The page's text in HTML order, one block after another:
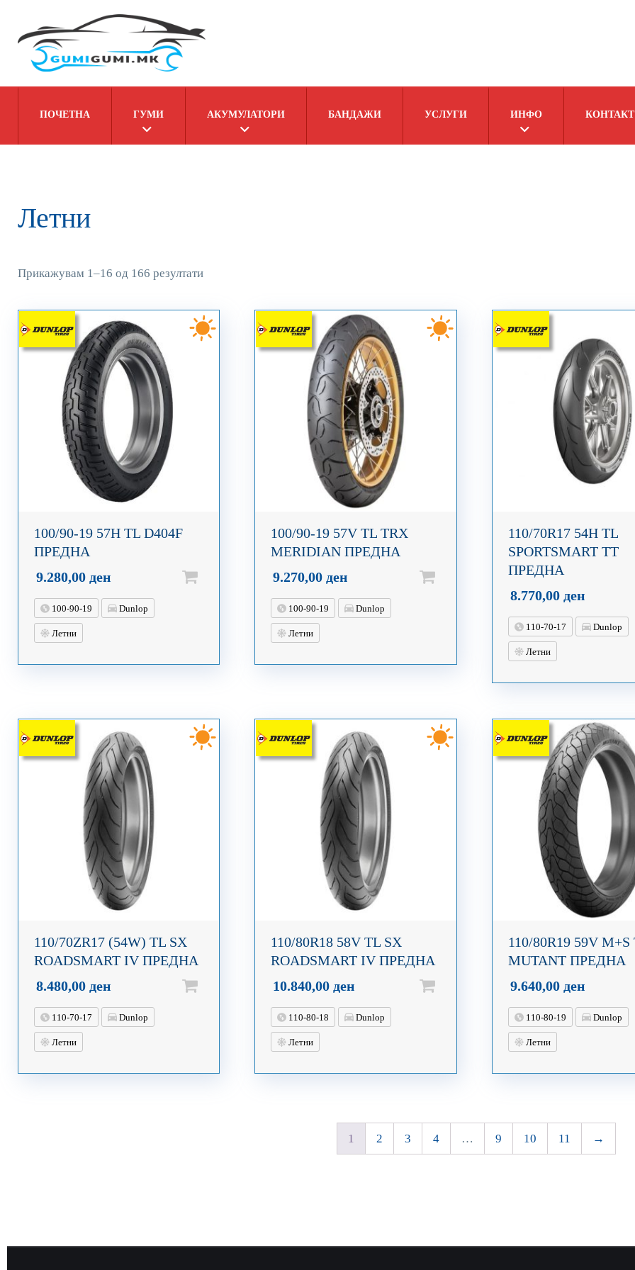
ПОЧЕТНА ГУМИ АКУМУЛАТОРИ БАНДАЖИ УСЛУГИ ИНФО КОНТАКТ
Летни
Прикажувам 1–16 од 166 резултати
100/90-19 57H TL D404F
ПРЕДНА
9.280,00 ден
100-90-19 Dunlop
Летни
100/90-19 57V TL TRX
MERIDIAN ПРЕДНА
9.270,00 ден
100-90-19 Dunlop
Летни
110/70R17 54H TL
SPORTSMART TT
ПРЕДНА
8.770,00 ден
110-70-17 Dunlop
Летни
110/70ZR17 (54W) TL SX
ROADSMART IV ПРЕДНА
8.480,00 ден
110-70-17 Dunlop
Летни
110/80R18 58V TL SX
ROADSMART IV ПРЕДНА
10.840,00 ден
110-80-18 Dunlop
Летни
110/80R19 59V M+S
MUTANT ПРЕДНА
9.640,00 ден
110-80-19 Dunlop
Летни
1 2 3 4 … 9 10 11 →